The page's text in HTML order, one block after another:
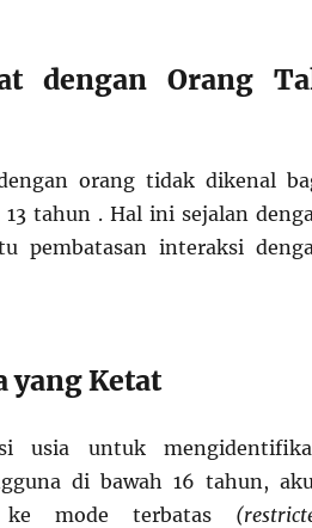
dengan Orang
orang tidak dikenal
tahun . Hal ini sejalan
pembatasan interaksi
yang Ketat
usia untuk
di bawah 16 tahun,
ke mode terbatas